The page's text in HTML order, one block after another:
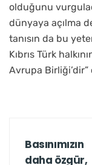
olduğunu
dünyaya açılma
tanısın da bu
Kıbrıs Türk
Avrupa Birliği’dir”
Basınımızın
daha özgür,